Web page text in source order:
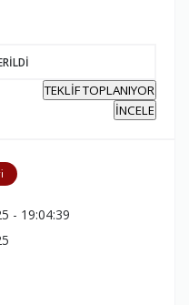
TEKLİF TOPLANIYOR
İNCELE
- 19:04:39